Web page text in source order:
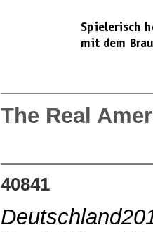
The Real
40841